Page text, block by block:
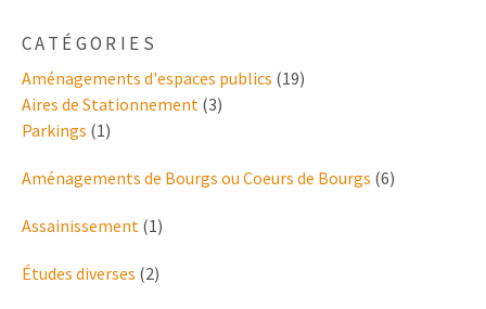
CATÉGORIES
Aménagements d'espaces publics (19)
Aires de Stationnement (3)
Parkings (1)
Aménagements de Bourgs ou Coeurs de Bourgs (6)
Assainissement (1)
Études diverses (2)